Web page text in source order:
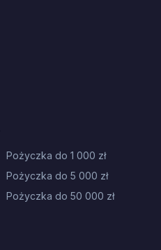
Pożyczka do 1 000 zł
Pożyczka do 5 000 zł
Pożyczka do 50 000 zł